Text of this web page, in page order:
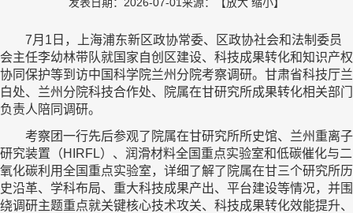
7月1日，上海浦东新区政协常委、区政协社会和法制委员
会主任李幼林带队就国家自创区建设、科技成果转化和知识产权
协同保护等到访中国科学院兰州分院考察调研。甘肃省科技厅兰
白处、兰州分院科技合作处、院属在甘研究所成果转化相关部门
负责人陪同调研。
考察团一行先后参观了院属在甘研究所所史馆、兰州重离子
研究装置（HIRFL）、润滑材料全国重点实验室和低碳催化与二
氧化碳利用全国重点实验室，详细了解了院属在甘三个研究所历
史沿革、学科布局、重大科技成果产出、平台建设等情况，并围
绕调研主题重点就关键核心技术攻关、科技成果转化效能提升、